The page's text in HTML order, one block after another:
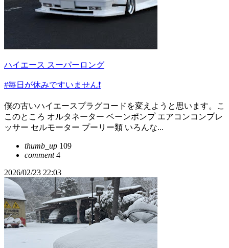
ハイエース スーパーロング
#毎日が休みですいません❗️
僕の古いハイエースプラグコードを変えようと思います。こ
このところ オルタネーター ベーンポンプ エアコンコンプレ
ッサー セルモーター プーリー類 いろんな...
thumb_up 109
comment4
2026/02/23 22:03